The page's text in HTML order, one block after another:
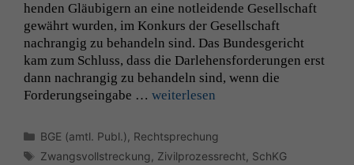
hen­den Gläu­bigern an eine notlei­dende Gesellschaft
gewährt wur­den, im Konkurs der Gesellschaft
nachrangig zu behan­deln sind. Das Bun­des­gericht
kam zum Schluss, dass die Dar­lehens­forderun­gen erst
dann nachrangig zu behan­deln sind, wenn die
Forderung­seingabe … weit­er­lesen
Kategorien
BGE (amtl. Publ.) Rechtsprechung
Schlagwörter
Zwangsvollstreckung Zivilprozessrecht SchKG